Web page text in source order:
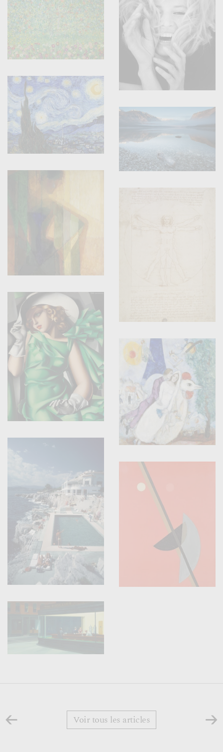
← Voir tous les articles →